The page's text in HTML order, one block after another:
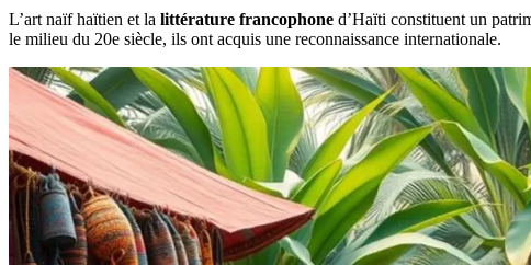
L’art naïf haïtien et la littérature francophone d’Haïti constituent un
le milieu du 20e siècle, ils ont acquis une reconnaissance internationale.